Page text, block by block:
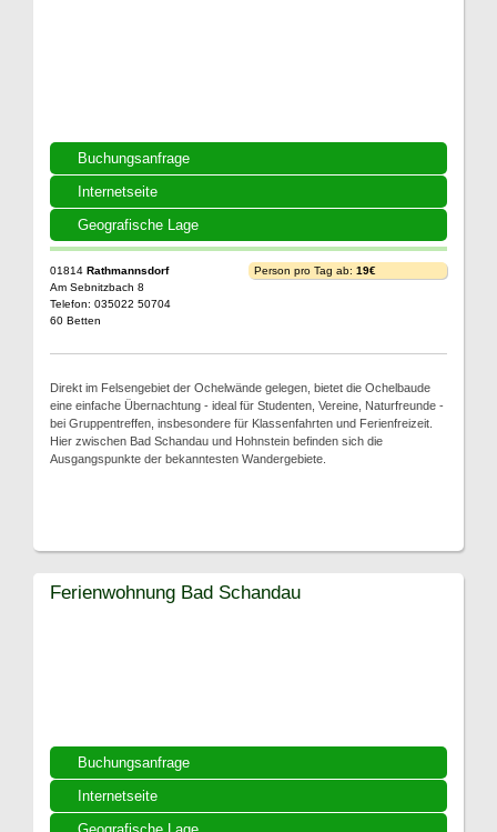
Buchungsanfrage
Internetseite
Geografische Lage
01814 Rathmannsdorf
Am Sebnitzbach 8
Telefon: 035022 50704
60 Betten
Person pro Tag ab: 19€
Direkt im Felsengebiet der Ochelwände gelegen, bietet die Ochelbaude
eine einfache Übernachtung - ideal für Studenten, Vereine, Naturfreunde -
bei Gruppentreffen, insbesondere für Klassenfahrten und Ferienfreizeit.
Hier zwischen Bad Schandau und Hohnstein befinden sich die
Ausgangspunkte der bekanntesten Wandergebiete.
Buchungsanfrage
Internetseite
Ferienwohnung Bad Schandau